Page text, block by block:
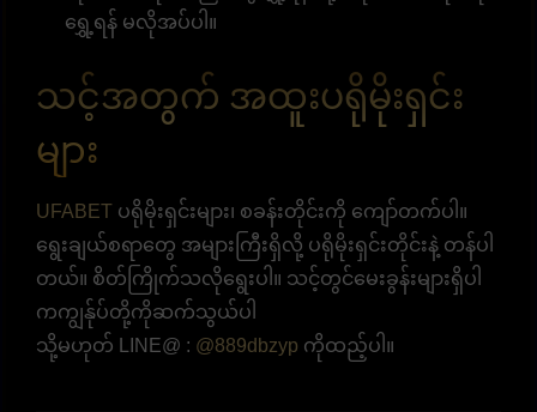
ရွှေ့ရန် မလိုအပ်ပါ။
သင့်အတွက် အထူးပရိုမိုးရှင်း
များ
UFABET ပရိုမိုးရှင်းများ၊ စခန်းတိုင်းကို ကျော်တက်ပါ။
ရွေးချယ်စရာတွေ အများကြီးရှိလို့ ပရိုမိုးရှင်းတိုင်းနဲ့ တန်ပါ
တယ်။ စိတ်ကြိုက်သလိုရွေးပါ။ သင့်တွင်မေးခွန်းများရှိပါ
ကကျွန်ုပ်တို့ကိုဆက်သွယ်ပါ
သို့မဟုတ် LINE@ : @889dbzyp ကိုထည့်ပါ။